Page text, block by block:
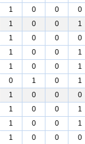
1 0 0
0
1 0 0
1
1 0 0
0
1 0 0
1
1 0 0
1
0 1 0
1
1 0 0
0
1 0 0
1
1 0 0
1
1 0 0
0